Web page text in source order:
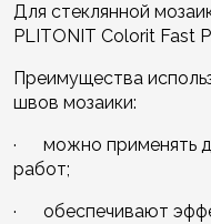
Для стеклянной
PLITONIT Colorit Fast
Преимущества
швов мозаики:
· можно применять
работ;
· обеспечивают